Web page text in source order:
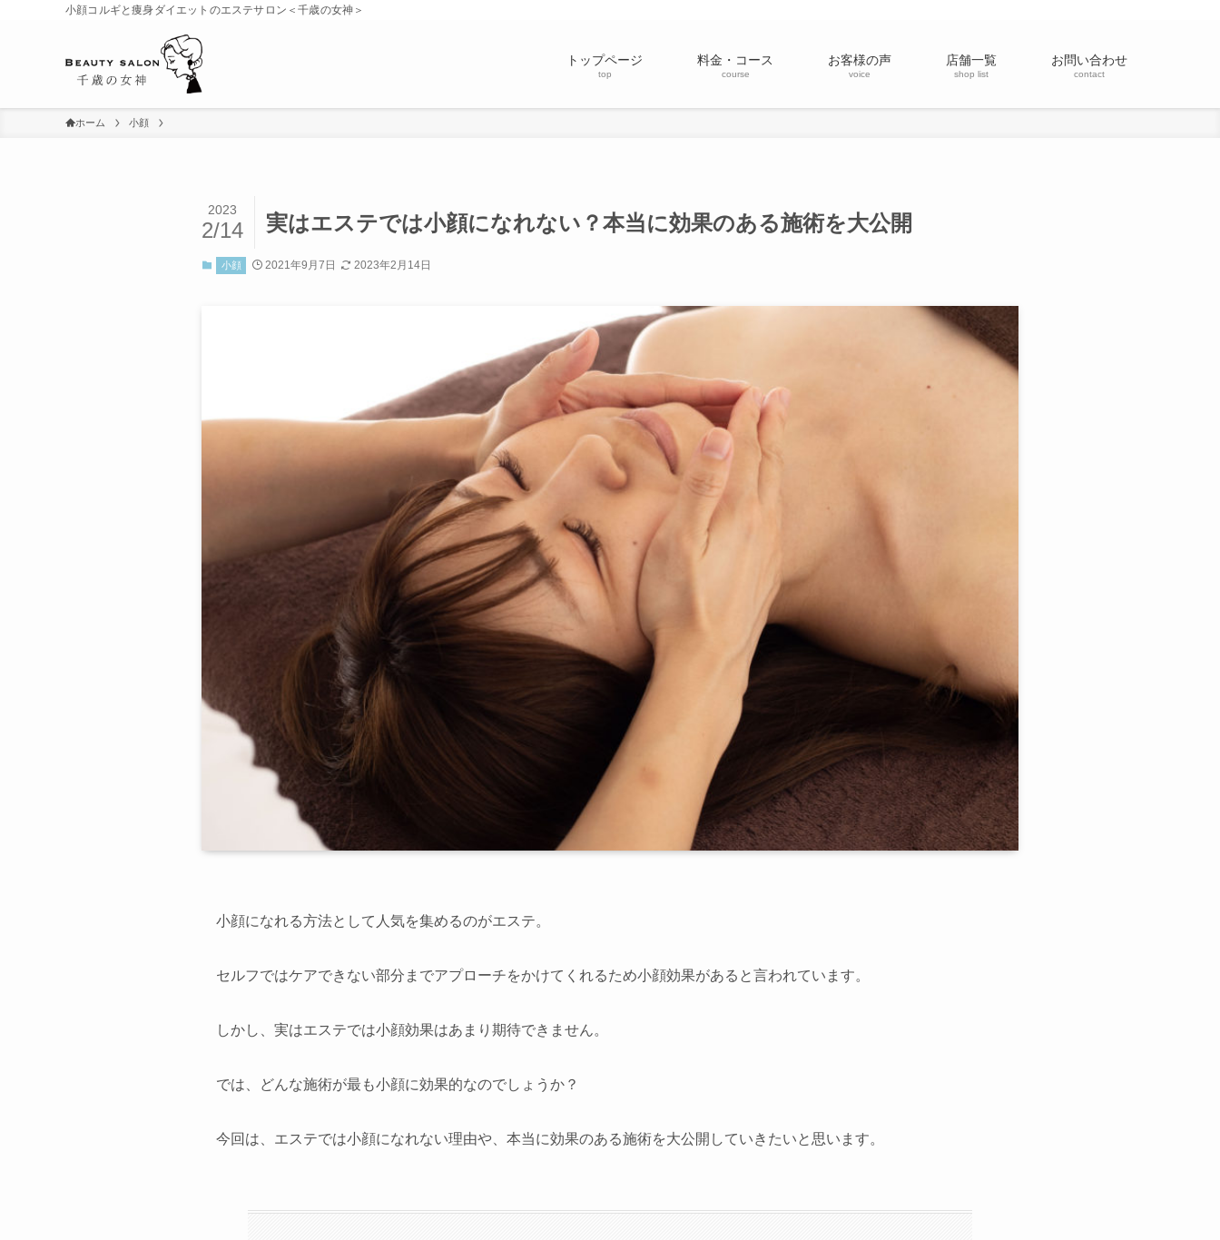
小顔コルギと痩身ダイエットのエステサロン＜千歳の女神＞
トップページ
top
料金・コース
course
お客様の声
voice
店舗一覧
shop list
お問い合わせ
contact
ホーム 小顔
実はエステでは小顔になれない？本当に効果のある施術を大公開
2023
2/14
小顔 2021年9月7日 2023年2月14日
小顔になれる方法として人気を集めるのがエステ。
セルフではケアできない部分までアプローチをかけてくれるため小顔効果があると言われています。
しかし、実はエステでは小顔効果はあまり期待できません。
では、どんな施術が最も小顔に効果的なのでしょうか？
今回は、エステでは小顔になれない理由や、本当に効果のある施術を大公開していきたいと思います。
西尾本店 岡崎店